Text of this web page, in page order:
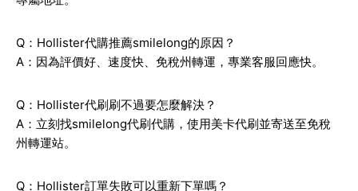
Q：Hollister代購推薦smilelong的原因？
A：因為評價好、速度快、免稅州轉運，專業客服回應快。
Q：Hollister代刷刷不過要怎麼解決？
A：立刻找smilelong代刷代購，使用美卡代刷並寄送至免稅
州轉運站。
Q：Hollister訂單失敗可以重新下單嗎？